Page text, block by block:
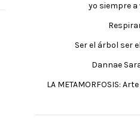
yo siempre a
Ser el árbol ser
Dannae
LA METAMORFOSIS: